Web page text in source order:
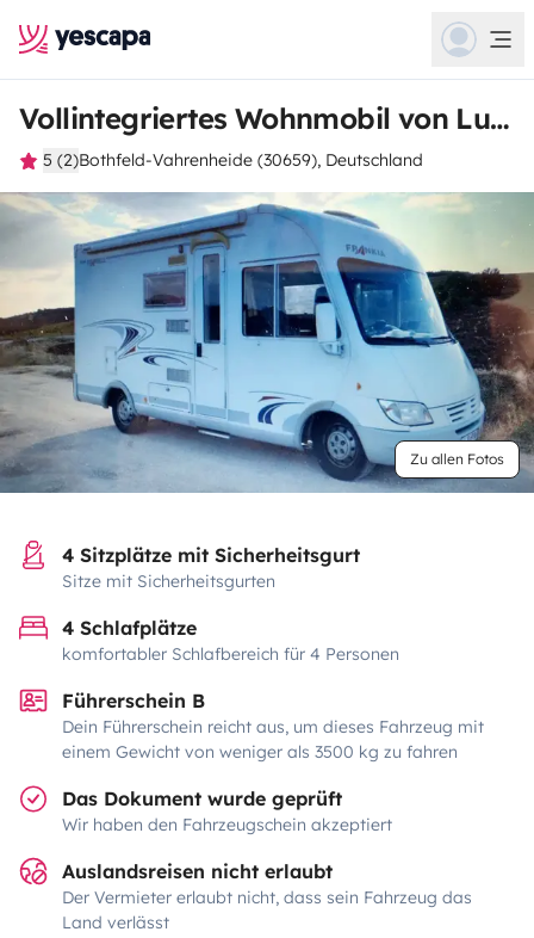
Vollintegriertes Wohnmobil von Ludger
5 (2)Bothfeld-Vahrenheide (30659), Deutschland
Zu allen Fotos
4 Sitzplätze mit Sicherheitsgurt
Sitze mit Sicherheitsgurten
4 Schlafplätze
komfortabler Schlafbereich für 4 Personen
Führerschein B
Dein Führerschein reicht aus, um dieses Fahrzeug mit
einem Gewicht von weniger als 3500 kg zu fahren
Das Dokument wurde geprüft
Wir haben den Fahrzeugschein akzeptiert
Auslandsreisen nicht erlaubt
Der Vermieter erlaubt nicht, dass sein Fahrzeug das
Land verlässt